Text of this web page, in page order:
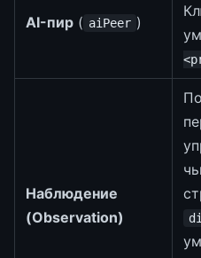
AI-пир ( aiPeer )
Наблюдение
(Observation)